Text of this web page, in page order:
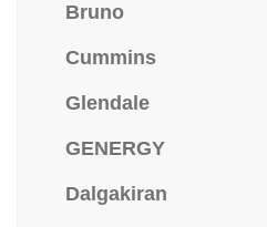
Bruno
Cummins
Glendale
GENERGY
Dalgakiran